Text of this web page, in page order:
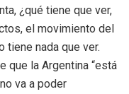
¿qué tiene que ver,
el movimiento del
tiene nada que ver.
que la Argentina “está
va a poder